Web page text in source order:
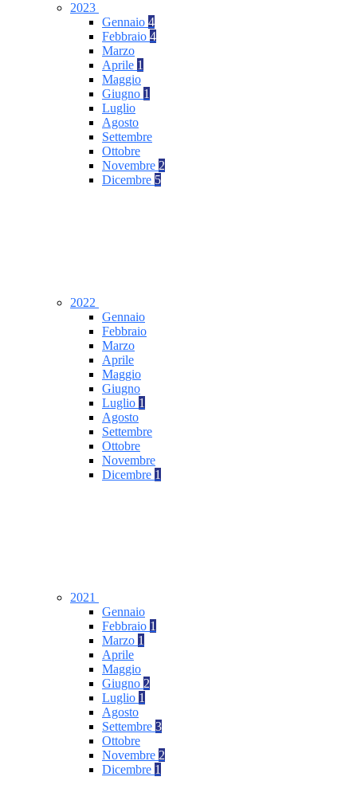
2023
Gennaio 4
Febbraio 4
Marzo
Aprile 1
Maggio
Giugno 1
Luglio
Agosto
Settembre
Ottobre
Novembre 2
Dicembre 5
2022
Gennaio
Febbraio
Marzo
Aprile
Maggio
Giugno
Luglio 1
Agosto
Settembre
Ottobre
Novembre
Dicembre 1
2021
Gennaio
Febbraio 1
Marzo 1
Aprile
Maggio
Giugno 2
Luglio 1
Agosto
Settembre 3
Ottobre
Novembre 2
Dicembre 1